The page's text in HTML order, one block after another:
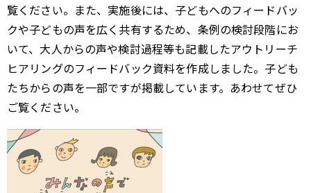
覧ください。また、実施後には、子どもへのフィードバッ
クや子どもの声を広く共有するため、条例の検討段階にお
いて、大人からの声や検討過程等も記載したアウトリーチ
ヒアリングのフィードバック資料を作成しました。子ども
たちからの声を一部ですが掲載しています。あわせてぜひ
ご覧ください。